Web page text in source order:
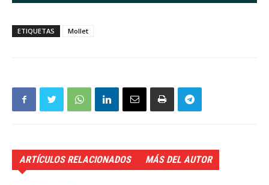
ETIQUETAS Mollet
ARTÍCULOS RELACIONADOS MÁS DEL AUTOR